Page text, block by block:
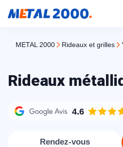
METAL 2000 rideaux et grilles
Rideaux
4.6
Rendez-vous